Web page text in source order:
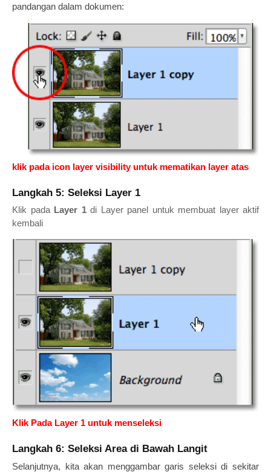
pandangan dalam dokumen:
klik pada icon layer visibility untuk mematikan layer atas
Langkah 5: Seleksi Layer 1
Klik pada Layer 1di Layer panel untuk membuat layer aktif
kembali
Klik Pada Layer 1 untuk menseleksi
Langkah 6: Seleksi Area di Bawah Langit
Selanjutnya, kita akan menggambar garis seleksi di sekitar